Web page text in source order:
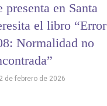
presenta en Santa
el libro “Error
Normalidad no
2 de febrero de 2026